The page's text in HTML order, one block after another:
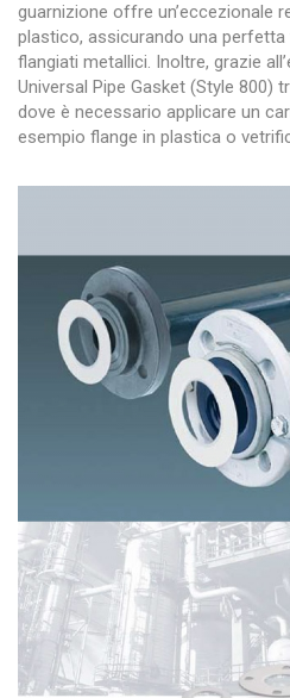
guarnizione offre un’eccezionale
plastico, assicurando una
flangiati metallici. Inoltre, grazie
Universal Pipe Gasket (Style 800)
dove è necessario applicare un
esempio flange in plastica o